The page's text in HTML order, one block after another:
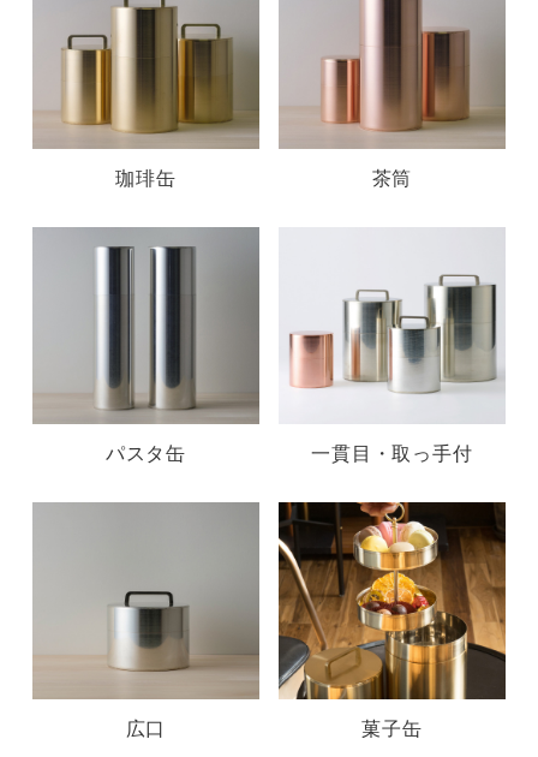
珈琲缶 茶筒
パスタ缶 一貫目・取っ手付
広口 菓子缶